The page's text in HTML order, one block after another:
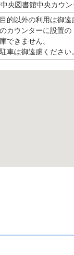
央図書館中央カウ
的以外の利用は御遠
カウンターに設置
できません。
車は御遠慮ください